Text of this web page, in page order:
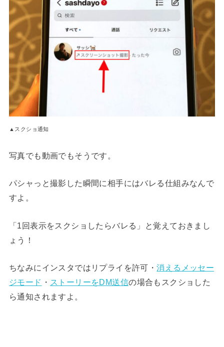
▲スクショ通知
写真でも動画でもそうです。
パシャっと撮影した瞬間に相手にはバレる仕組みなんで
すよ。
「1回表示をスクショしたらバレる」と覚えておきまし
ょう！
ちなみにインスタではリプライを許可・消えるメッセー
ジモード ・ ストーリーをDM送信の場合もスクショした
ら通知されますよ。